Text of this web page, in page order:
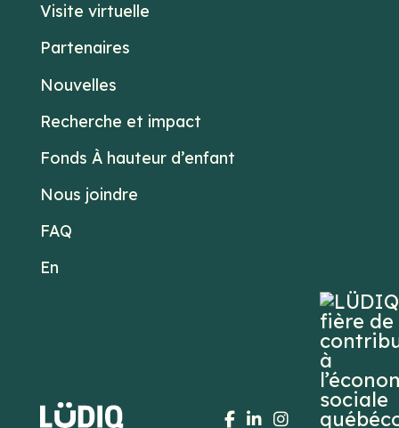
Visite virtuelle
Partenaires
Nouvelles
Recherche et impact
Fonds À hauteur d’enfant
Nous joindre
FAQ
En